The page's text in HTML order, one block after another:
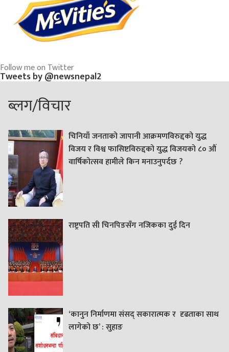
Follow me on Twitter
Tweets by @newsnepal2
ब्लग/विचार
चिनियाँ जनताको जापानी आक्रमणविरुद्दको युद्ध
विजय र विश्व फासिष्टविरुद्दको युद्ध विजयको ८० औं
वार्षिकोत्सव हामीले किन मनाउनुपर्दछ ?
राष्ट्रपति सी चिनपिङसँग नजिकका दुई दिन
‘कानुन निर्माणमा संसद् सकारात्मक र दृढताका साथ
लागेको छ’ : सुहाङ